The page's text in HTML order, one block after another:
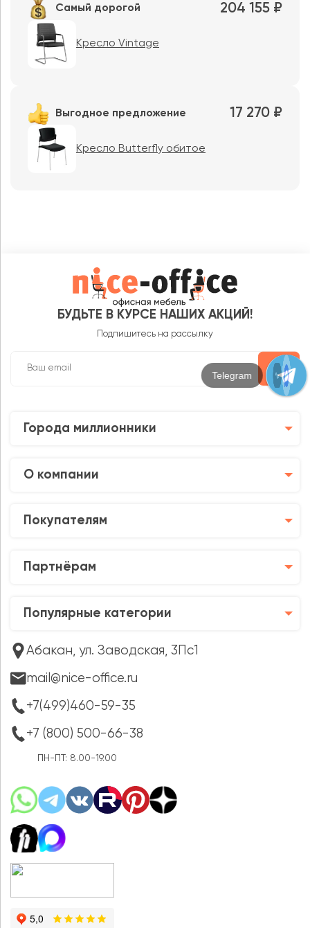
Самый дорогой 204 155 ₽
Кресло Vintage
Выгодное предложение 17 270 ₽
Кресло Butterfly обитое
БУДЬТЕ В КУРСЕ НАШИХ АКЦИЙ!
Подпишитесь на рассылку
Города миллионники
О компании
Покупателям
Партнёрам
Популярные категории
Абакан, ул. Заводская, 3Пс1
mail@nice-office.ru
+7(499)460-59-35
+7 (800) 500-66-38
ПН-ПТ: 8.00-19.00
Max